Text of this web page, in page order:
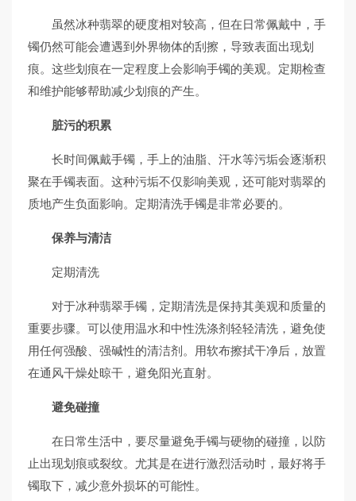
虽然冰种翡翠的硬度相对较高，但在日常佩戴中，手
镯仍然可能会遭遇到外界物体的刮擦，导致表面出现划
痕。这些划痕在一定程度上会影响手镯的美观。定期检查
和维护能够帮助减少划痕的产生。
脏污的积累
长时间佩戴手镯，手上的油脂、汗水等污垢会逐渐积
聚在手镯表面。这种污垢不仅影响美观，还可能对翡翠的
质地产生负面影响。定期清洗手镯是非常必要的。
保养与清洁
定期清洗
对于冰种翡翠手镯，定期清洗是保持其美观和质量的
重要步骤。可以使用温水和中性洗涤剂轻轻清洗，避免使
用任何强酸、强碱性的清洁剂。用软布擦拭干净后，放置
在通风干燥处晾干，避免阳光直射。
避免碰撞
在日常生活中，要尽量避免手镯与硬物的碰撞，以防
止出现划痕或裂纹。尤其是在进行激烈活动时，最好将手
镯取下，减少意外损坏的可能性。